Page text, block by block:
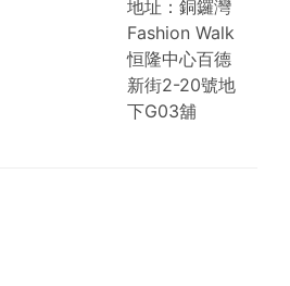
地址：銅鑼灣
Fashion Walk
恒隆中心百德
新街2-20號地
下G03舖